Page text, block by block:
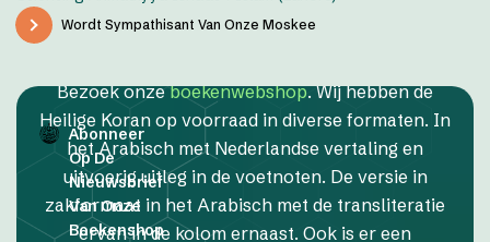
Wordt Sympathisant Van Onze Moskee
Abonneer
Op De
Nieuwsbrief
Van Onze
Boekenshop
Bezoek onzeboekenwebshop. Wij hebben de
Heilige Koran op voorraad in diverse formaten. In
het Arabisch met Nederlandse vertaling en
uitvoerig uitleg in de voetnoten. De versie in
zakformaat in het Arabisch met de transliteratie
ervan in de kolom ernaast. Ook is er een